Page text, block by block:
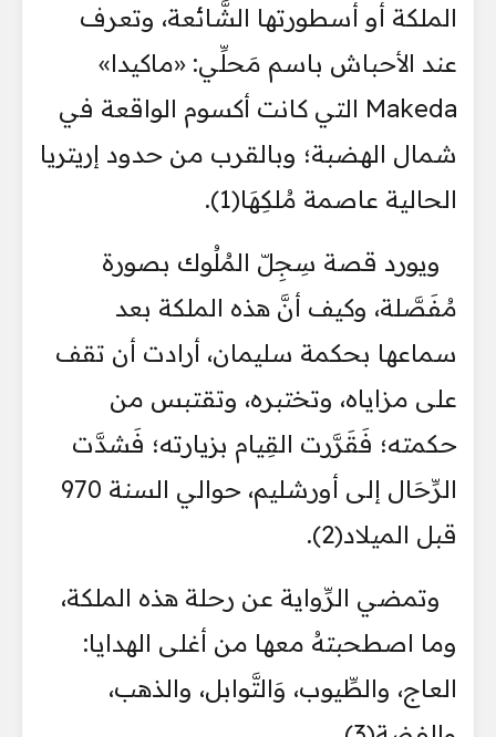
الملكة أو أسطورتها الشَّائعة، وتعرف
عند الأحباش باسم مَحلِّي: «ماكيدا»
Makeda التي كانت أكسوم الواقعة في
شمال الهضبة؛ وبالقرب من حدود إريتريا
الحالية عاصمة مُلكِهَا(1).
ويورد قصة سِجِلّ المُلُوك بصورة
مُفَصَّلة، وكيف أنَّ هذه الملكة بعد
سماعها بحكمة سليمان، أرادت أن تقف
على مزاياه، وتختبره، وتقتبس من
حكمته؛ فَقَرَّرت القِيام بزيارته؛ فَشدَّت
الرِّحَال إلى أورشليم، حوالي السنة 970
قبل الميلاد(2).
وتمضي الرِّواية عن رحلة هذه الملكة،
وما اصطحبتهُ معها من أغلى الهدايا:
العاج، والطِّيوب، وَالتَّوابل، والذهب،